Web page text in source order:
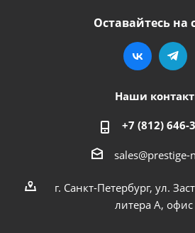
Оставайтесь на
Наши
+7 (812) 646-
sales@prestige-
г. Санкт-Петербург, ул.
литера А,